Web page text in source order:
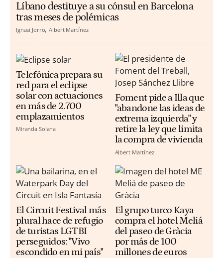
Líbano destituye a su cónsul en Barcelona
tras meses de polémicas
Ignasi Jorro Albert Martínez
Telefónica prepara su
red para el eclipse
solar con actuaciones
en más de 2.700
emplazamientos
Miranda Solana
Foment pide a Illa que
"abandone las ideas de
extrema izquierda" y
retire la ley que limita
la compra de vivienda
Albert Martínez
El Circuit Festival más
plural hace de refugio
de turistas LGTBI
perseguidos: "Vivo
escondido en mi país"
El grupo turco Kaya
compra el hotel Meliá
del paseo de Gràcia
por más de 100
millones de euros